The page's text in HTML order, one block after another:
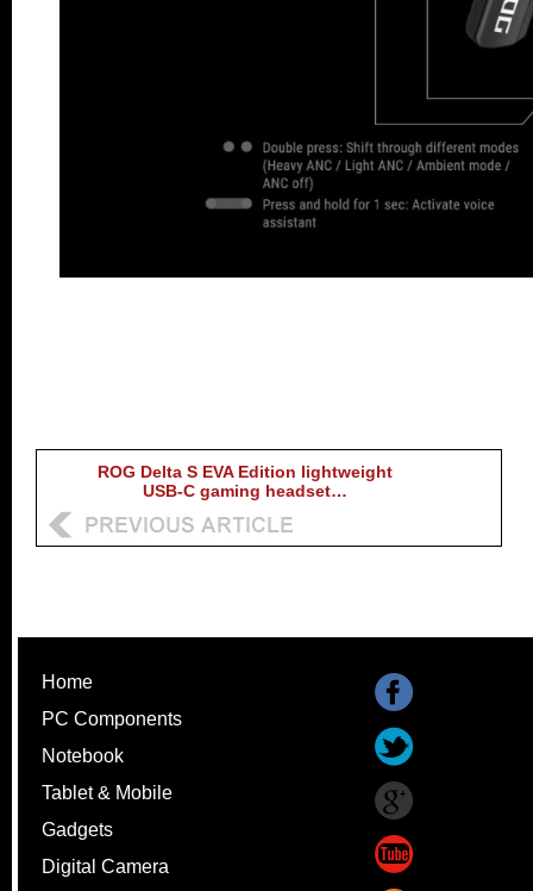
ROG Delta S EVA Edition lightweight
USB-C gaming headset…
Home
PC Components
Notebook
Tablet & Mobile
Gadgets
Digital Camera